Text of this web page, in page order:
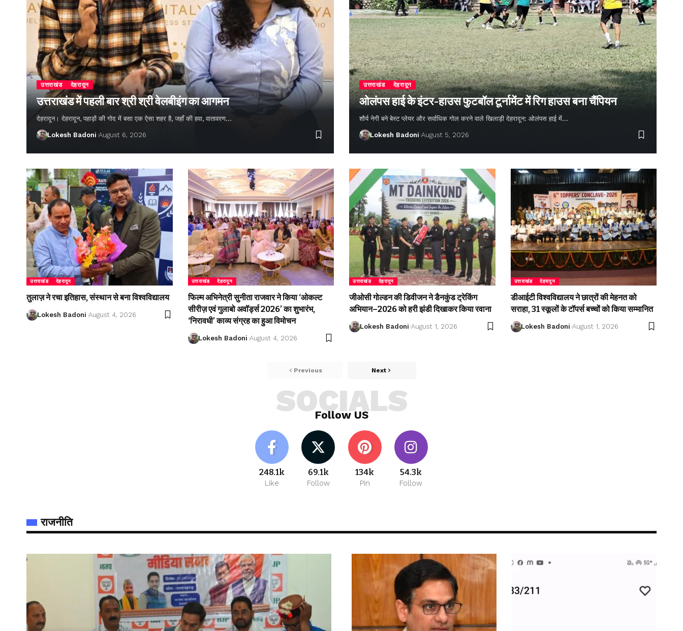
उत्तराखंड देहरादून
उत्तराखंड में पहली बार श्री श्री वेलबीइंग का आगमन
देहरादून। देहरादून, पहाड़ों की गोद में बसा एक ऐसा शहर है, जहाँ की हवा, वातावरण…
Lokesh Badoni August 6, 2026
उत्तराखंड देहरादून
ओलंपस हाई के इंटर-हाउस फुटबॉल टूर्नामेंट में रिग हाउस बना चैंपियन
शौर्य नेगी बने बेस्ट प्लेयर और सर्वाधिक गोल करने वाले खिलाड़ी देहरादून: ओलंपस हाई में…
Lokesh Badoni August 5, 2026
उत्तराखंड देहरादून
तुलाज़ ने रचा इतिहास, संस्थान से बना विश्वविद्यालय
Lokesh Badoni August 4, 2026
उत्तराखंड देहरादून
फिल्म अभिनेत्री सुनीता राजवार ने किया ‘ओकल्ट
सीरीज़ एवं गुलाबो अवॉर्ड्स 2026’ का शुभारंभ,
‘निरावधी’ काव्य संग्रह का हुआ विमोचन
Lokesh Badoni August 4, 2026
उत्तराखंड देहरादून
जीओसी गोल्डन की डिवीजन ने डैनकुंड ट्रेकिंग
अभियान–2026 को हरी झंडी दिखाकर किया रवाना
Lokesh Badoni August 1, 2026
उत्तराखंड देहरादून
डीआईटी विश्वविद्यालय ने छात्रों की मेहनत को
सराहा, 31 स्कूलों के टॉपर्स बच्चों को किया सम्मानित
Lokesh Badoni August 1, 2026
Previous Next
Follow US
SOCIALS
248.1k
Like
69.1k
Follow
134k
Pin
54.3k
Follow
राजनीति